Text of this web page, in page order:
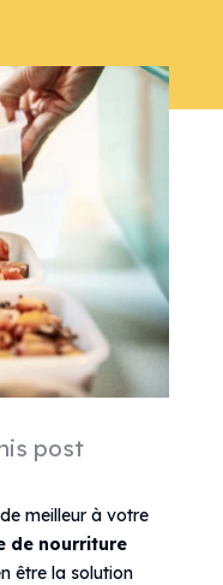
post
meilleur à votre
de nourriture
être la solution